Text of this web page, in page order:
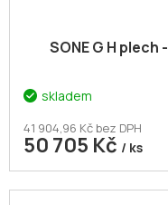
SONE G H
skladem
41 904,96 Kč bez DPH
50 705 Kč / ks